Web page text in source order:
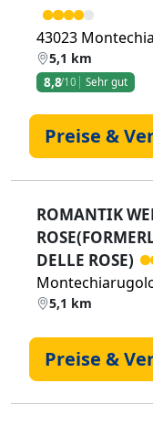
43023
5,1 km
8,8/10 Sehr gut
Preise &
ROMANTIK
DELLE ROSE)
5,1 km
Preise &